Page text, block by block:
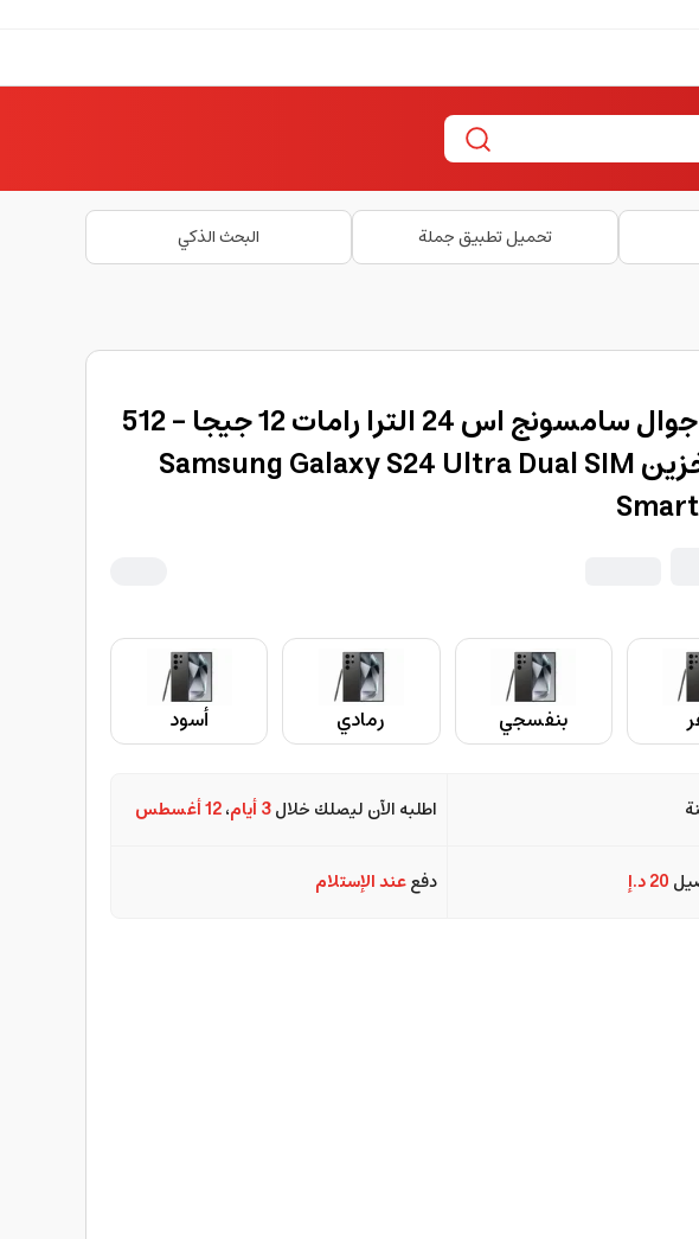
تحميل تطبيق جملة البحث الذكي
موبايل جوال سامسونج اس 24 الترا رامات 12 جيجا – 512
جيجا تخزين Samsung Galaxy S24 Ultra Dual SIM
بنفسجي رمادي أسود
اطلبه الآن ليصلك خلال3 أيام ،12 أغسطس
20 د.إ دفععند الإستلام